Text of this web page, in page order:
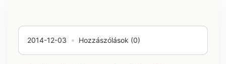
2014-12-03 Hozzászólások (0)